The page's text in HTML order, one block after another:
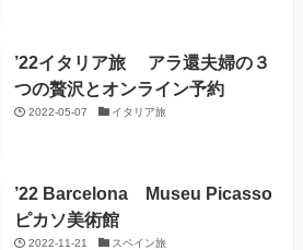
’22イタリア旅 アラ還夫婦の３
つの贅沢とオンライン予約
2022-05-07 イタリア旅
’22 Barcelona Museu Picasso
ピカソ美術館
2022-11-21 スペイン旅